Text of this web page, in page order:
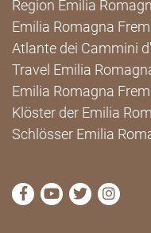
Region Emilia
Emilia Romagna
Atlante dei Cammini
Travel Emilia
Emilia Romagna
Klöster der Emilia
Schlösser Emilia
die Seite Facebook
die Seitedie Seite
die